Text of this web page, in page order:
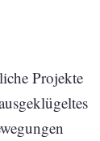
Projekte